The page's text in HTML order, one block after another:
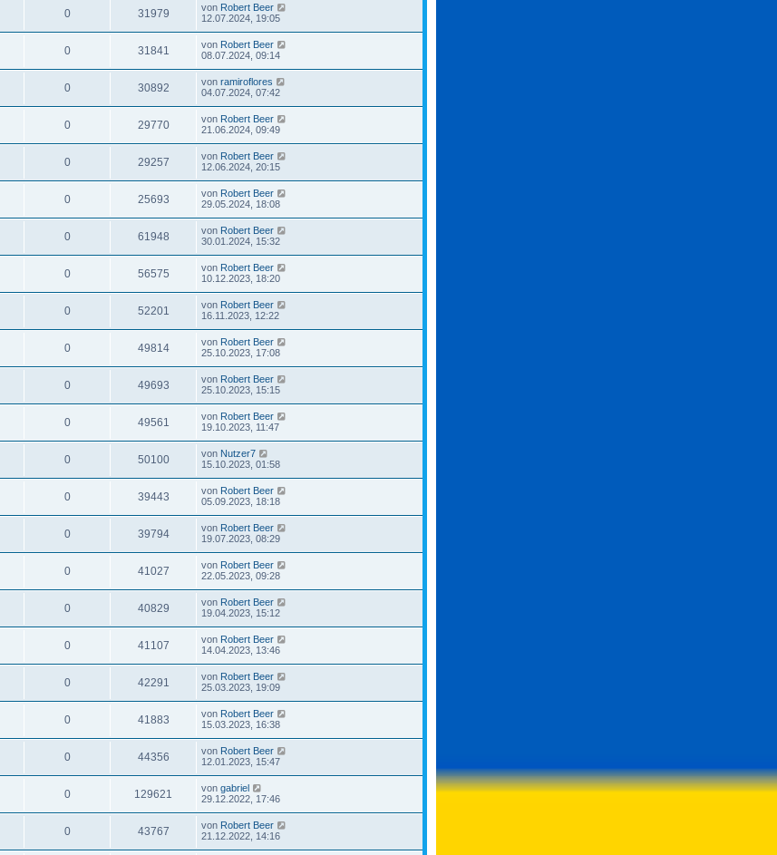
0 31979 von Robert Beer
12.07.2024, 19:05
0 31841 von Robert Beer
08.07.2024, 09:14
0 30892 von ramiroflores
04.07.2024, 07:42
0 29770 von Robert Beer
21.06.2024, 09:49
0 29257 von Robert Beer
12.06.2024, 20:15
0 25693 von Robert Beer
29.05.2024, 18:08
0 61948 von Robert Beer
30.01.2024, 15:32
0 56575 von Robert Beer
10.12.2023, 18:20
0 52201 von Robert Beer
16.11.2023, 12:22
0 49814 von Robert Beer
25.10.2023, 17:08
0 49693 von Robert Beer
25.10.2023, 15:15
0 49561 von Robert Beer
19.10.2023, 11:47
0 50100 von Nutzer7
15.10.2023, 01:58
0 39443 von Robert Beer
05.09.2023, 18:18
0 39794 von Robert Beer
19.07.2023, 08:29
0 41027 von Robert Beer
22.05.2023, 09:28
0 40829 von Robert Beer
19.04.2023, 15:12
0 41107 von Robert Beer
14.04.2023, 13:46
0 42291 von Robert Beer
25.03.2023, 19:09
0 41883 von Robert Beer
15.03.2023, 16:38
0 44356 von Robert Beer
12.01.2023, 15:47
0 129621 von gabriel
29.12.2022, 17:46
0 43767 von Robert Beer
21.12.2022, 14:16